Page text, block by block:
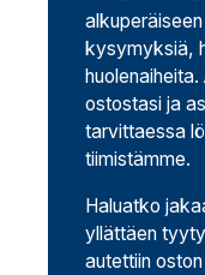
kysymyksiä,
ostostasi ja
tarvittaessa
tiimistämme.
Haluatko
yllättäen
autettiin